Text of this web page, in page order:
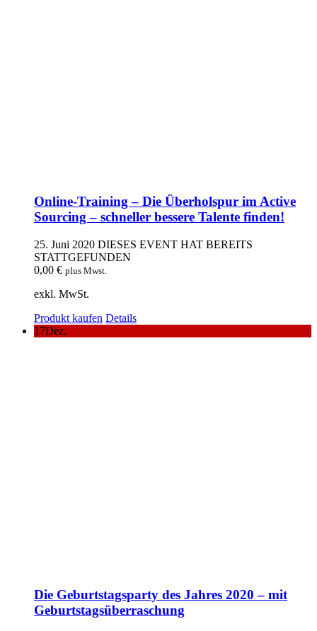
Online-Training – Die Überholspur im Active
Sourcing – schneller bessere Talente finden!
25. Juni 2020 DIESES EVENT HAT BEREITS
STATTGEFUNDEN
0,00 € plus Mwst.
exkl. MwSt.
Produkt kaufen Details
17Dez.
Die Geburtstagsparty des Jahres 2020 – mit
Geburtstagsüberraschung